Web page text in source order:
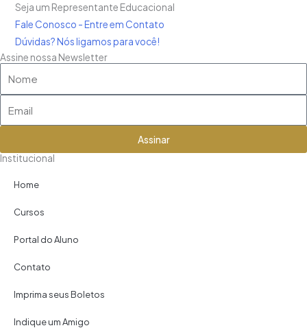
Seja um Representante Educacional
Fale Conosco - Entre em Contato
Dúvidas? Nós ligamos para você!
Assine nossa Newsletter
Assinar
Institucional
Home
Cursos
Portal do Aluno
Contato
Imprima seus Boletos
Indique um Amigo